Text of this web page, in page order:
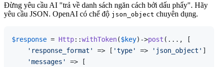
Đừng yêu cầu AI "trả về danh sách ngăn cách bởi dấu phẩy". Hãy
yêu cầu JSON. OpenAI có chế độ json_object chuyên dụng.
$response = Http::withToken($key)->post (..., [
'response_format'
=> [ 'type' => 'json_object' ],
'messages'
=> [